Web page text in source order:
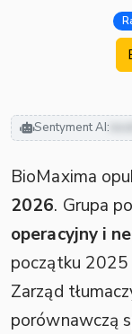
Sentyment AI:
BioMaxima
2026. Grupa
operacyjny i
początku 2025
Zarząd
porównawczą